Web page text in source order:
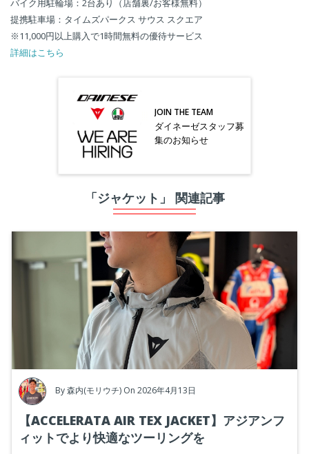
バイク用駐輪場：2台あり（店舗裏/お客様無料）
提携駐車場：タイムズパークス サウス スクエア
※11,000円以上購入で1時間無料の優待サービス
詳細はこちら
JOIN THE TEAM
ダイネーゼスタッフ募
集のお知らせ
「ジャケット」 関連記事
By森内(モリウチ) On 2026年4月13日
【ACCELERATA AIR TEX JACKET】アジアンフ
ィットでより快適なツーリングを